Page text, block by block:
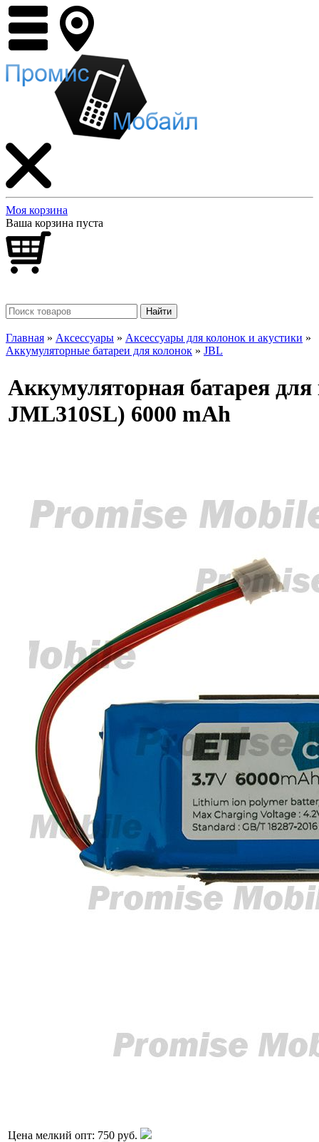
Моя корзина
Ваша корзина пуста
Главная » Аксессуары » Аксессуары для колонок и акустики »
Аккумуляторные батареи для колонок » JBL
Аккумуляторная батарея
JML310SL) 6000 mAh
Цена мелкий опт: 750 руб.